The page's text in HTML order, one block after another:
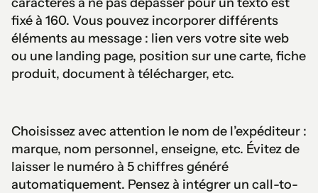
fixé à 160. Vous pouvez incorporer différents
éléments au message : lien vers votre site web
ou une landing page, position sur une carte, fiche
produit, document à télécharger, etc.
Choisissez avec attention le nom de l’expéditeur :
marque, nom personnel, enseigne, etc. Évitez de
laisser le numéro à 5 chiffres généré
automatiquement. Pensez à intégrer un call-to-